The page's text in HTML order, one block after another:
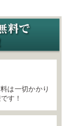
は一切かかり
す！